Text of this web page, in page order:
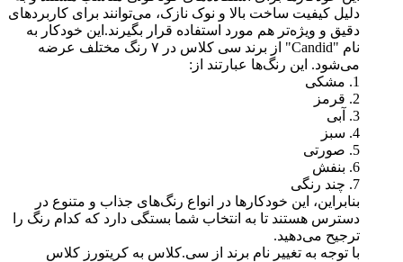
دلیل کیفیت ساخت بالا و نوک نازک، می‌توانند برای کاربردهای
دقیق و ویژه‌تر هم مورد استفاده قرار بگیرند.این خودکار به
نام "Candid" از برند سی کلاس در ۷ رنگ مختلف عرضه
می‌شود. این رنگ‌ها عبارتند از:
1. مشکی
2. قرمز
3. آبی
4. سبز
5. صورتی
6. بنفش
7. چند رنگی
بنابراین، این خودکارها در انواع رنگ‌های جذاب و متنوع در
دسترس هستند تا به انتخاب شما بستگی دارد که کدام رنگ را
ترجیح می‌دهید.
با توجه به تغییر نام برند از سی.کلاس به کریتورز کلاس